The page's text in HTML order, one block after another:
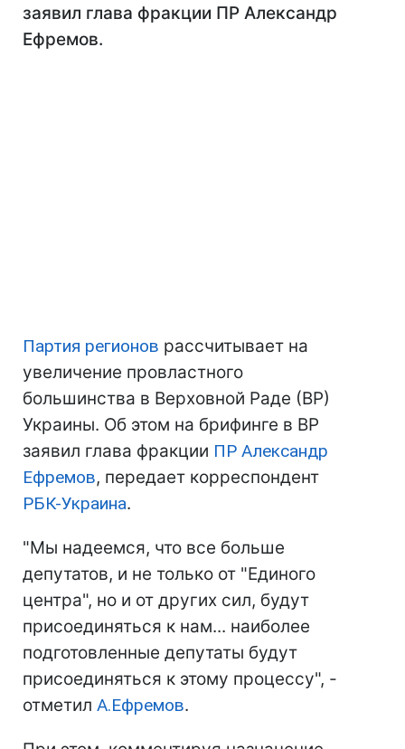
заявил глава фракции ПР Александр
Ефремов.
Партия регионов рассчитывает на
увеличение провластного
большинства в Верховной Раде (ВР)
Украины. Об этом на брифинге в ВР
заявил глава фракции ПР Александр
Ефремов, передает корреспондент
РБК-Украина.
"Мы надеемся, что все больше
депутатов, и не только от "Единого
центра", но и от других сил, будут
присоединяться к нам... наиболее
подготовленные депутаты будут
присоединяться к этому процессу", -
отметил А.Ефремов.